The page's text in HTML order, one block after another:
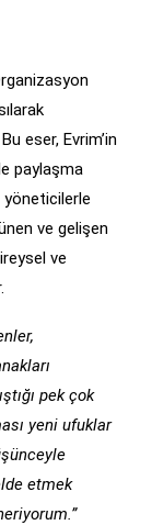
eser, Evrim’in
paylaşma
yöneticilerle
ve gelişen
ve
pek çok
yeni ufuklar
etmek